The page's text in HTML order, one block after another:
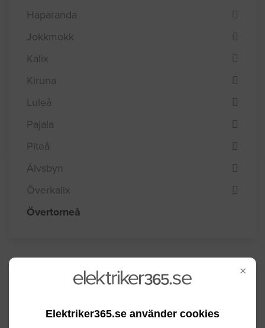
×
Elektriker365.se använder cookies
Haparanda
Jokkmokk
Kalix
Kiruna
Luleå
Pajala
Piteå
Älvsbyn
Överkalix
Övertorneå
Kommuninformation